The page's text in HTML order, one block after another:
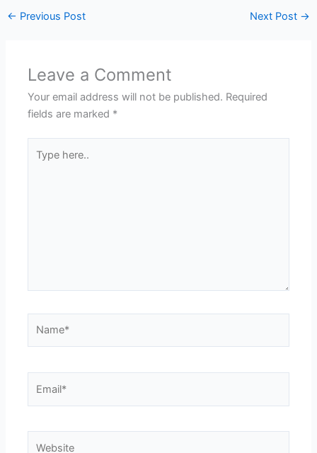
← Previous Post Next Post →
Leave a Comment
Your email address will not be published. Required
fields are marked *
here..